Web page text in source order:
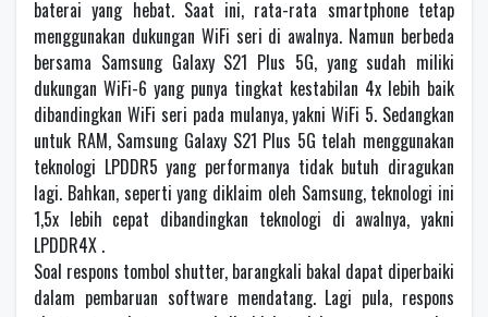
baterai yang hebat. Saat ini, rata-rata smartphone tetap
menggunakan dukungan WiFi seri di awalnya. Namun berbeda
bersama Samsung Galaxy S21 Plus 5G, yang sudah miliki
dukungan WiFi-6 yang punya tingkat kestabilan 4x lebih baik
dibandingkan WiFi seri pada mulanya, yakni WiFi 5. Sedangkan
untuk RAM, Samsung Galaxy S21 Plus 5G telah menggunakan
teknologi LPDDR5 yang performanya tidak butuh diragukan
lagi. Bahkan, seperti yang diklaim oleh Samsung, teknologi ini
1,5x lebih cepat dibandingkan teknologi di awalnya, yakni
LPDDR4X .
Soal respons tombol shutter, barangkali bakal dapat diperbaiki
dalam pembaruan software mendatang. Lagi pula, respons